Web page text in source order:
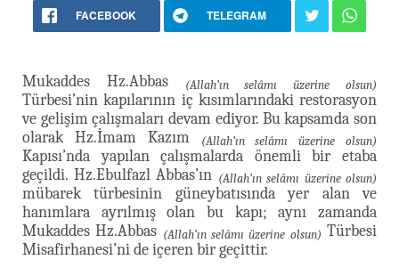
FACEBOOK TELEGRAM
Mukaddes Hz.Abbas (Allah’ın selâmı üzerine olsun)
Türbesi’nin kapılarının iç kısımlarındaki restorasyon
ve gelişim çalışmaları devam ediyor. Bu kapsamda son
olarak Hz.İmam Kazım
(Allah’ın selâmı üzerine olsun)
Kapısı’nda yapılan çalışmalarda önemli bir etaba
geçildi. Hz.Ebulfazl Abbas’ın (Allah’ın selâmı üzerine olsun)
mübarek türbesinin güneybatısında yer alan ve
hanımlara ayrılmış olan bu kapı; aynı zamanda
Mukaddes Hz.Abbas (Allah’ın selâmı üzerine olsun) Türbesi
Misafirhanesi’ni de içeren bir geçittir.